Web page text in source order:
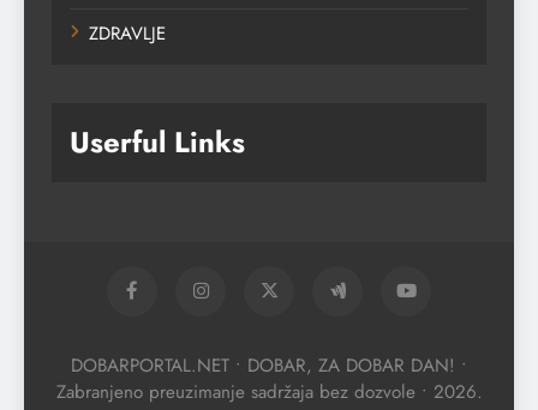
ZDRAVLJE
Userful Links
DOBARPORTAL.NET • DOBAR, ZA DOBAR DAN! •
Zabranjeno preuzimanje sadržaja bez dozvole • 2026.